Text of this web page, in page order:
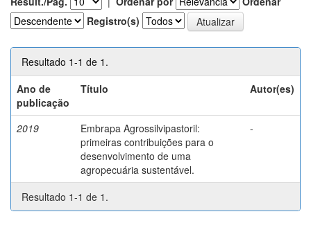
Registro(s)
Resultado 1-1 de 1.
Ano de
publicação
Título Autor(es)
2019
Embrapa Agrossilvipastoril:
primeiras contribuições para o
desenvolvimento de uma
agropecuária sustentável.
-
Resultado 1-1 de 1.